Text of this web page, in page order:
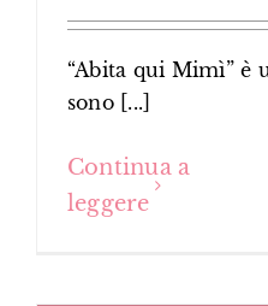
“Abita qui Mimì” è
sono [...]
Continua a
leggere